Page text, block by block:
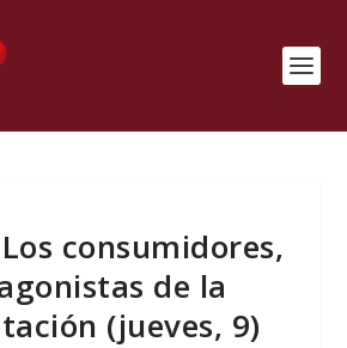
consumidores,
de la
(jueves, 9)